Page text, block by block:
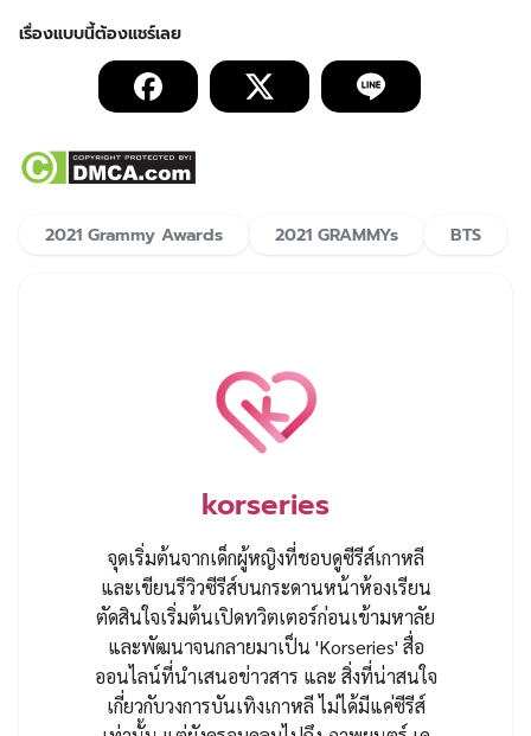
2021 Grammy Awards 2021 GRAMMYs BTS
korseries
จุดเริ่มต้นจากเด็กผู้หญิงที่ชอบดูซีรีส์เกาหลี
และเขียนรีวิวซีรีส์บนกระดานหน้าห้องเรียน
ตัดสินใจเริ่มต้นเปิดทวิตเตอร์ก่อนเข้ามหาลัย
และพัฒนาจนกลายมาเป็น 'Korseries' สื่อ
ออนไลน์ที่นำเสนอข่าวสาร และ สิ่งที่น่าสนใจ
เกี่ยวกับวงการบันเทิงเกาหลี ไม่ได้มีแค่ซีรีส์